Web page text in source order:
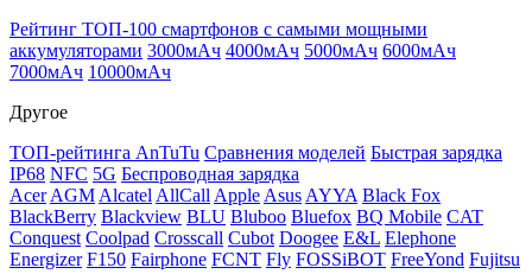
Рейтинг ТОП-100 смартфонов с самыми мощными
аккумуляторами 3000мАч 4000мАч 5000мАч 6000мАч
7000мАч 10000мАч
Другое
ТОП-рейтинга AnTuTu Сравнения моделей Быстрая зарядка
IP68 NFC 5G Беспроводная зарядка
Acer AGM Alcatel AllCall Apple Asus AYYA Black Fox
BlackBerry Blackview BLU Bluboo Bluefox BQ Mobile CAT
Conquest Coolpad Crosscall Cubot Doogee E&L Elephone
Energizer F150 Fairphone FCNT Fly FOSSiBOT FreeYond Fujitsu